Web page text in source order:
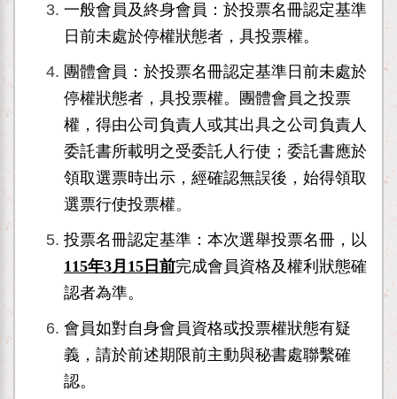
一般會員及終身會員：於投票名冊認定基準
日前未處於停權狀態者，具投票權。
團體會員： 於投票名冊認定基準日前未處於
停權狀態者，具投票權。
團體會員之投票
權，得由公司負責人或其出具之公司負責人
委託書所載明之受委託人行使；委託書應於
領取選票時出示，經確認無誤後，始得領取
選票行使投票權。
投票名冊認定基準：本次選舉投票名冊，以
115年3月15日前完成會員資格及權利狀態確
認者為準。
會員如對自身會員資格或投票權狀態有疑
義，請於前述期限前主動與秘書處聯繫確
認。